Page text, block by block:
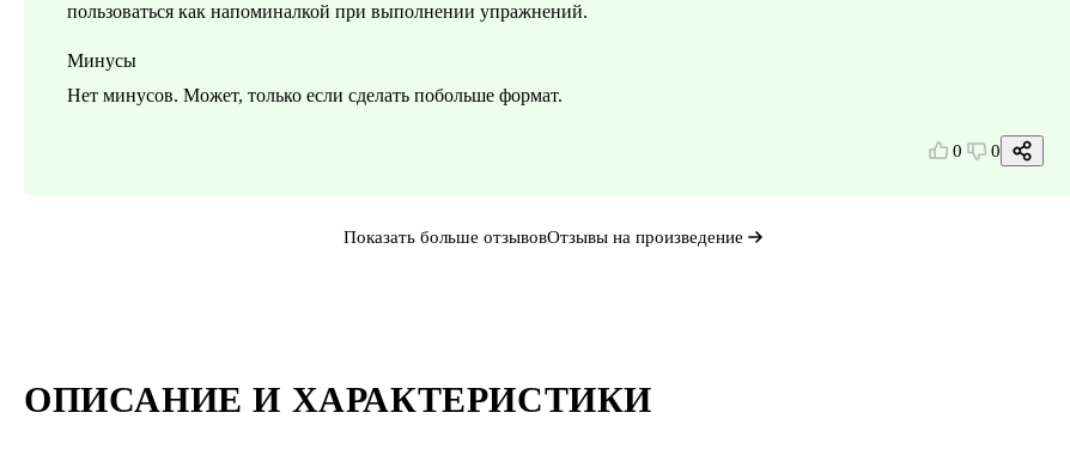
ОПИСАНИЕ И ХАРАКТЕРИСТИКИ
пользоваться как напоминалкой при выполнении упражнений.
Минусы
Нет минусов. Может, только если сделать побольше формат.
0 0
Показать больше отзывовОтзывы на произведение